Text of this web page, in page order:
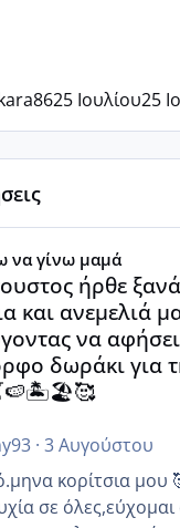
25 Ιουλίου25
ξανά γεμάτος
να γίνω μαμά
ήρθε
και ανεμελιά
να
δωράκι για
· 3 Αυγούστου
κορίτσια μου
σε